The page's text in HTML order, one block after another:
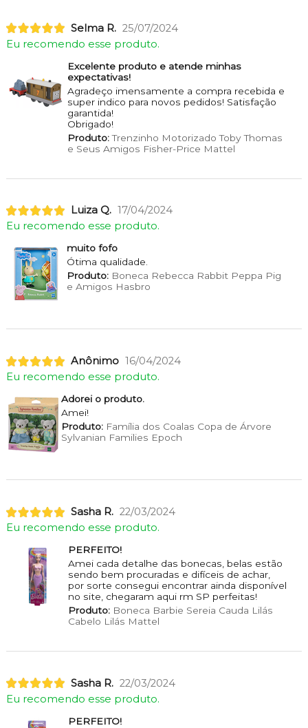
Selma R. 25/07/2024
Eu recomendo esse produto.
Excelente produto e atende minhas
expectativas!
Agradeço imensamente a compra recebida e
super indico para novos pedidos! Satisfação
garantida!
Obrigado!
Produto:Trenzinho Motorizado Toby Thomas
e Seus Amigos Fisher-Price Mattel
Luiza Q. 17/04/2024
Eu recomendo esse produto.
muito fofo
Ótima qualidade.
Produto:Boneca Rebecca Rabbit Peppa Pig
e Amigos Hasbro
Anônimo 16/04/2024
Eu recomendo esse produto.
Adorei o produto.
Amei!
Produto:Família dos Coalas Copa de Árvore
Sylvanian Families Epoch
Sasha R. 22/03/2024
Eu recomendo esse produto.
PERFEITO!
Amei cada detalhe das bonecas, belas estão
sendo bem procuradas e difíceis de achar,
por sorte consegui encontrar ainda disponível
no site, chegaram aqui rm SP perfeitas!
Produto:Boneca Barbie Sereia Cauda Lilás
Cabelo Lilás Mattel
Sasha R. 22/03/2024
Eu recomendo esse produto.
PERFEITO!